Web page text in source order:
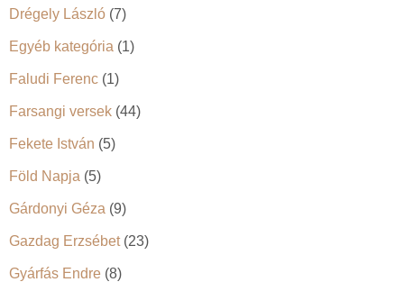
Drégely László (7)
Egyéb kategória (1)
Faludi Ferenc (1)
Farsangi versek (44)
Fekete István (5)
Föld Napja (5)
Gárdonyi Géza (9)
Gazdag Erzsébet(23)
Gyárfás Endre (8)